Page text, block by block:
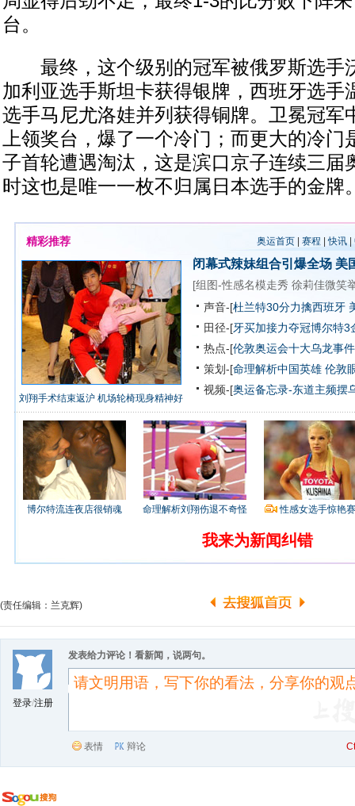
台。
最终，这个级别的冠军被俄罗斯选手
加利亚选手斯坦卡获得银牌，西班牙选手
选手马尼尤洛娃并列获得铜牌。卫冕冠军
上领奖台，爆了一个冷门；而更大的冷门
子首轮遭遇淘汰，这是滨口京子连续三届
时这也是唯一一枚不归属日本选手的金牌
精彩推荐 奥运首页| 赛程 |快讯|
刘翔手术结束返沪 机场轮椅现身精神好
闭幕式辣妹组合引爆全场 美
[组图-性感名模走秀 徐莉佳微笑
声音-[杜兰特30分力擒西班牙
田径-[牙买加接力夺冠博尔特3
热点-[伦敦奥运会十大乌龙事件
策划-[命理解析中国英雄 伦敦
视频-[奥运备忘录-东道主频摆
博尔特流连夜店很销魂 命理解析刘翔伤退不奇怪 性感女选手惊艳
我来为新闻纠错
(责任编辑：兰克辉)
登录/注册
发表给力评论！看新闻，说两句。
表情 辩论